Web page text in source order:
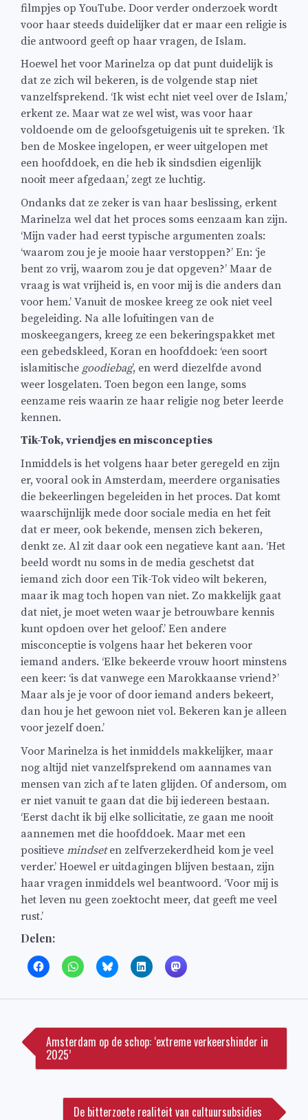
filmpjes op YouTube. Door verder onderzoek wordt
voor haar steeds duidelijker dat er maar een religie is
die antwoord geeft op haar vragen, de Islam.
Hoewel het voor Marinelza op dat punt duidelijk is
dat ze zich wil bekeren, is de volgende stap niet
vanzelfsprekend. ‘Ik wist echt niet veel over de Islam,’
erkent ze. Maar wat ze wel wist, was voor haar
voldoende om de geloofsgetuigenis uit te spreken. ‘Ik
ben de Moskee ingelopen, er weer uitgelopen met
een hoofddoek, en die heb ik sindsdien eigenlijk
nooit meer afgedaan,’ zegt ze luchtig.
Ondanks dat ze zeker is van haar beslissing, erkent
Marinelza wel dat het proces soms eenzaam kan zijn.
‘Mijn vader had eerst typische argumenten zoals:
‘waarom zou je je mooie haar verstoppen?’ En: ‘je
bent zo vrij, waarom zou je dat opgeven?’ Maar de
vraag is wat vrijheid is, en voor mij is die anders dan
voor hem.’ Vanuit de moskee kreeg ze ook niet veel
begeleiding. Na alle lofuitingen van de
moskeegangers, kreeg ze een bekeringspakket met
een gebedskleed, Koran en hoofddoek: ‘een soort
islamitische goodiebag’, en werd diezelfde avond
weer losgelaten. Toen begon een lange, soms
eenzame reis waarin ze haar religie nog beter leerde
kennen.
Tik-Tok, vriendjes en misconcepties
Inmiddels is het volgens haar beter geregeld en zijn
er, vooral ook in Amsterdam, meerdere organisaties
die bekeerlingen begeleiden in het proces. Dat komt
waarschijnlijk mede door sociale media en het feit
dat er meer, ook bekende, mensen zich bekeren,
denkt ze. Al zit daar ook een negatieve kant aan. ‘Het
beeld wordt nu soms in de media geschetst dat
iemand zich door een Tik-Tok video wilt bekeren,
maar ik mag toch hopen van niet. Zo makkelijk gaat
dat niet, je moet weten waar je betrouwbare kennis
kunt opdoen over het geloof.’ Een andere
misconceptie is volgens haar het bekeren voor
iemand anders. ‘Elke bekeerde vrouw hoort minstens
een keer: ‘is dat vanwege een Marokkaanse vriend?’
Maar als je je voor of door iemand anders bekeert,
dan hou je het gewoon niet vol. Bekeren kan je alleen
voor jezelf doen.’
Voor Marinelza is het inmiddels makkelijker, maar
nog altijd niet vanzelfsprekend om aannames van
mensen van zich af te laten glijden. Of andersom, om
er niet vanuit te gaan dat die bij iedereen bestaan.
‘Eerst dacht ik bij elke sollicitatie, ze gaan me nooit
aannemen met die hoofddoek. Maar met een
positieve mindseten zelfverzekerdheid kom je veel
verder.’ Hoewel er uitdagingen blijven bestaan, zijn
haar vragen inmiddels wel beantwoord. ‘Voor mij is
het leven nu geen zoektocht meer, dat geeft me veel
rust.’
Delen:
navigatie
Amsterdam op de schop: ‘extreme verkeershinder in
2025’
De bitterzoete realiteit van cultuursubsidies